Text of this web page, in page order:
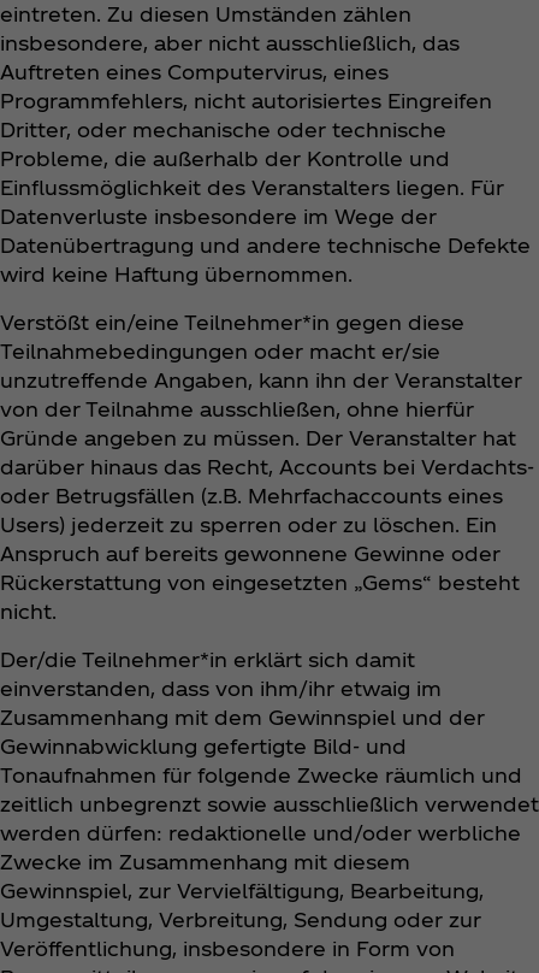
eintreten. Zu diesen Umständen zählen
insbesondere, aber nicht ausschließlich, das
Auftreten eines Computervirus, eines
Programmfehlers, nicht autorisiertes Eingreifen
Dritter, oder mechanische oder technische
Probleme, die außerhalb der Kontrolle und
Einflussmöglichkeit des Veranstalters liegen. Für
Datenverluste insbesondere im Wege der
Datenübertragung und andere technische Defekte
wird keine Haftung übernommen.
Verstößt ein/eine Teilnehmer*in gegen diese
Teilnahmebedingungen oder macht er/sie
unzutreffende Angaben, kann ihn der Veranstalter
von der Teilnahme ausschließen, ohne hierfür
Gründe angeben zu müssen. Der Veranstalter hat
darüber hinaus das Recht, Accounts bei Verdachts-
oder Betrugsfällen (z.B. Mehrfachaccounts eines
Users) jederzeit zu sperren oder zu löschen. Ein
Anspruch auf bereits gewonnene Gewinne oder
Rückerstattung von eingesetzten „Gems“ besteht
nicht.
Der/die Teilnehmer*in erklärt sich damit
einverstanden, dass von ihm/ihr etwaig im
Zusammenhang mit dem Gewinnspiel und der
Gewinnabwicklung gefertigte Bild- und
Tonaufnahmen für folgende Zwecke räumlich und
zeitlich unbegrenzt sowie ausschließlich verwendet
werden dürfen: redaktionelle und/oder werbliche
Zwecke im Zusammenhang mit diesem
Gewinnspiel, zur Vervielfältigung, Bearbeitung,
Umgestaltung, Verbreitung, Sendung oder zur
Veröffentlichung, insbesondere in Form von